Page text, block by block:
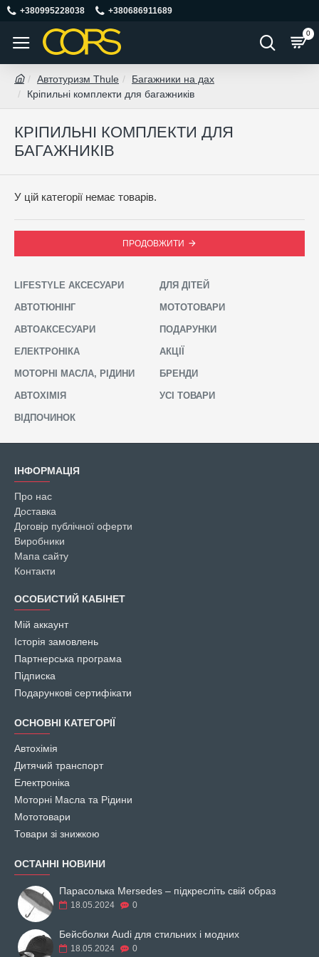
+380995228038 +380686911689
0
Автотуризм Thule
Багажники на дах
Кріпильні комплекти для багажників
КРІПИЛЬНІ КОМПЛЕКТИ ДЛЯ
БАГАЖНИКІВ
У цій категорії немає товарів.
ПРОДОВЖИТИ
LIFESTYLE АКСЕСУАРИ
АВТОТЮНІНГ
АВТОАКСЕСУАРИ
ЕЛЕКТРОНІКА
МОТОРНІ МАСЛА, РІДИНИ
АВТОХІМІЯ
ВІДПОЧИНОК
ДЛЯ ДІТЕЙ
МОТОТОВАРИ
ПОДАРУНКИ
АКЦІЇ
БРЕНДИ
УСІ ТОВАРИ
ІНФОРМАЦІЯ
Про нас
Доставка
Договір публічної оферти
Виробники
Мапа сайту
Контакти
ОСОБИСТИЙ КАБІНЕТ
Мій аккаунт
Історія замовлень
Партнерська програма
Підписка
Подарункові сертифікати
ОСНОВНІ КАТЕГОРІЇ
Автохімія
Дитячий транспорт
Електроніка
Моторні Масла та Рідини
Мототовари
Товари зі знижкою
ОСТАННІ НОВИНИ
Парасолька Mersedes – підкресліть свій образ
18.05.2024 0
Бейсболки Audi для стильних і модних
18.05.2024 0